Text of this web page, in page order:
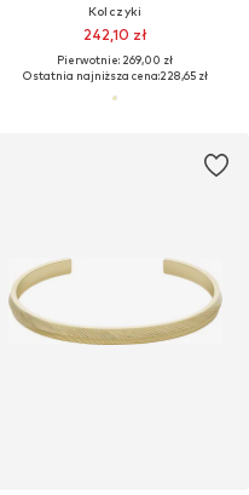
Kolczyki
242,10 zł
Pierwotnie: 269,00 zł
Ostatnia najniższa cena:228,65 zł